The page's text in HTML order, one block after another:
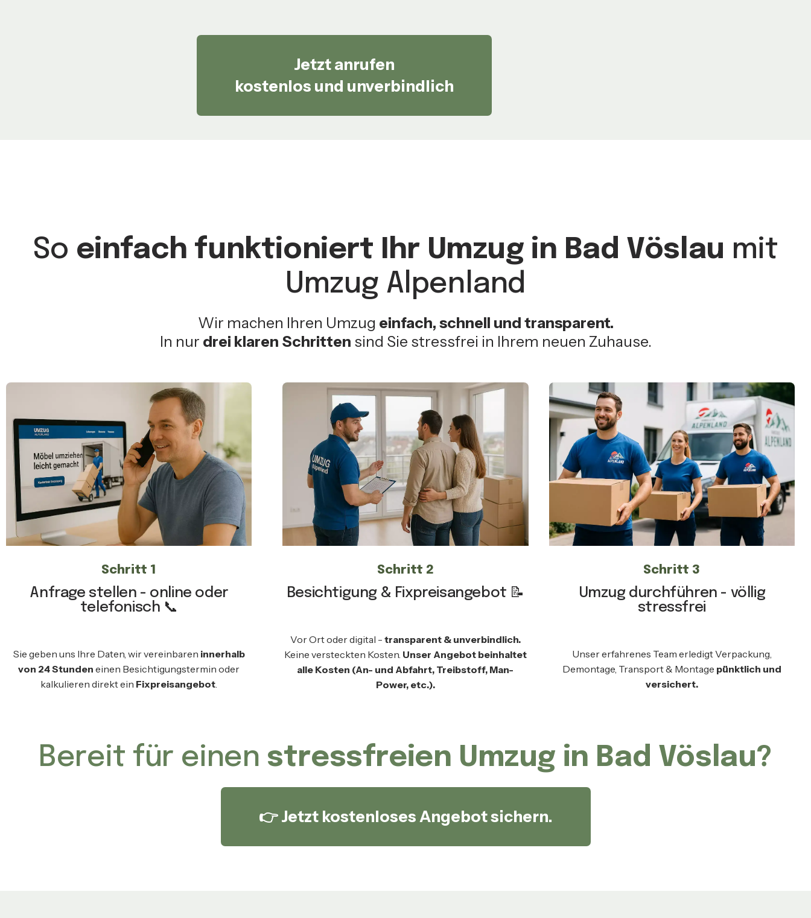
Jetzt anrufen
kostenlos und unverbindlich
So einfach funktioniert Ihr Umzug in Bad Vöslau mit
Umzug Alpenland
Wir machen Ihren Umzug einfach, schnell und transparent.
In nur drei klaren Schritten sind Sie stressfrei in Ihrem neuen Zuhause.
Schritt 1
Anfrage stellen - online oder
telefonisch 📞
Sie geben uns Ihre Daten, wir vereinbaren innerhalb
von 24 Stunden einen Besichtigungstermin oder
kalkulieren direkt ein Fixpreisangebot.
Schritt 2
Besichtigung & Fixpreisangebot 📝
Vor Ort oder digital - transparent & unverbindlich.
Keine versteckten Kosten. Unser Angebot beinhaltet
alle Kosten (An- und Abfahrt, Treibstoff, Man-
Power, etc.).
Schritt 3
Umzug durchführen - völlig
stressfrei
Unser erfahrenes Team erledigt Verpackung,
Demontage, Transport & Montage pünktlich und
versichert.
Bereit für einen stressfreien Umzug in Bad Vöslau?
👉 Jetzt kostenloses Angebot sichern.